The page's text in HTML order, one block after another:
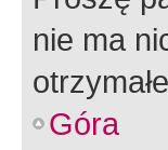
nie ma
Góra